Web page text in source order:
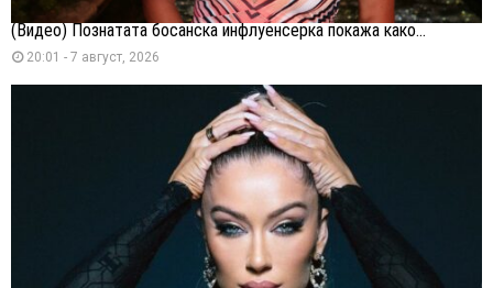
(Видео) Познатата босанска инфлуенсерка покажа како...
20:01 - 7 август, 2026